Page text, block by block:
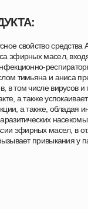
свойство средства
эфирных масел,
тимьяна и аниса
в том числе вирусов
а также
а также, обладая
эфирных масел, в
привыкания у